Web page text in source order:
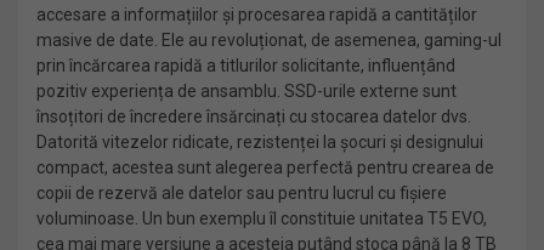
accesare a informațiilor și procesarea rapidă a cantităților
masive de date. Ele au revoluționat, de asemenea, gaming-ul
prin încărcarea rapidă a titlurilor solicitante, influențând
pozitiv experiența de ansamblu. SSD-urile externe sunt
însoțitori de încredere însărcinați cu stocarea datelor dvs.
Datorită vitezelor ridicate, rezistenței la șocuri și designului
compact, acestea sunt alegerea perfectă pentru crearea de
copii de rezervă ale datelor sau pentru lucrul cu fișiere
voluminoase. Un bun exemplu îl constituie unitatea T5 EVO,
cea mai mare versiune a acesteia putând stoca până la 8 TB